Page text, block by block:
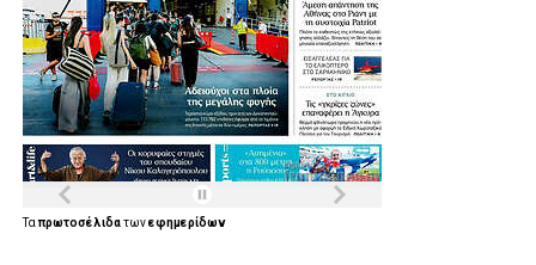
.
.
Ταπρωτοσέλιδατωνεφημερίδων